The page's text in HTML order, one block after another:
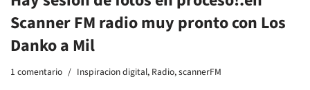
Scanner FM radio muy pronto con Los
Danko a Mil
1 comentario Inspiracion digital, Radio,scannerFM